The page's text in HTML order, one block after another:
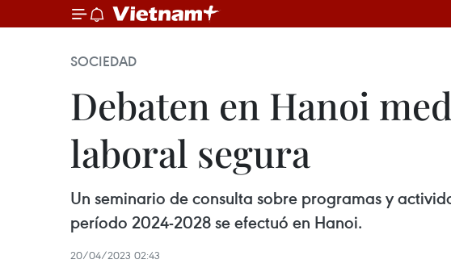
SOCIEDAD
Debaten en Hanoi
laboral segura
Un seminario de consulta sobre programas y
período 2024-2028 se efectuó en Hanoi.
20/04/2023 02:43